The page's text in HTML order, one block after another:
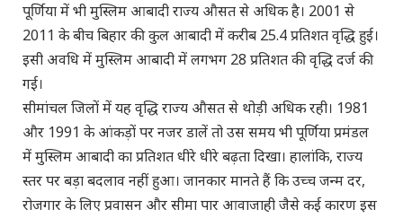
पूर्णिया में भी मुस्लिम आबादी राज्य औसत से अधिक है। 2001 से
2011 के बीच बिहार की कुल आबादी में करीब 25.4 प्रतिशत वृद्धि हुई।
इसी अवधि में मुस्लिम आबादी में लगभग 28 प्रतिशत की वृद्धि दर्ज की
गई।
सीमांचल जिलों में यह वृद्धि राज्य औसत से थोड़ी अधिक रही। 1981
और 1991 के आंकड़ों पर नजर डालें तो उस समय भी पूर्णिया प्रमंडल
में मुस्लिम आबादी का प्रतिशत धीरे धीरे बढ़ता दिखा। हालांकि, राज्य
स्तर पर बड़ा बदलाव नहीं हुआ। जानकार मानते हैं कि उच्च जन्म दर,
रोजगार के लिए प्रवासन और सीमा पार आवाजाही जैसे कई कारण इस